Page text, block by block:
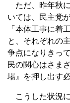
ただ、昨年秋
いては、民主党
「本体工事に着
と、それぞれの
争点になりきっ
民の関心はさま
場』を押し出す
こうした状況